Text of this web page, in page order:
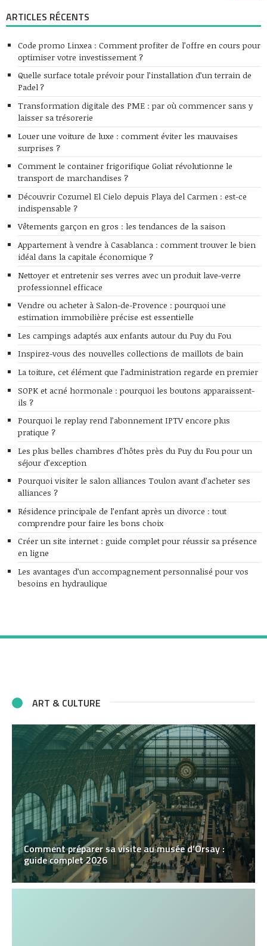
ARTICLES RÉCENTS
Code promo Linxea : Comment profiter de l’offre en cours pour
optimiser votre investissement ?
Quelle surface totale prévoir pour l’installation d’un terrain de
Padel ?
Transformation digitale des PME : par où commencer sans y
laisser sa trésorerie
Louer une voiture de luxe : comment éviter les mauvaises
surprises ?
Comment le container frigorifique Goliat révolutionne le
transport de marchandises ?
Découvrir Cozumel El Cielo depuis Playa del Carmen : est-ce
indispensable ?
Vêtements garçon en gros : les tendances de la saison
Appartement à vendre à Casablanca : comment trouver le bien
idéal dans la capitale économique ?
Nettoyer et entretenir ses verres avec un produit lave-verre
professionnel efficace
Vendre ou acheter à Salon-de-Provence : pourquoi une
estimation immobilière précise est essentielle
Les campings adaptés aux enfants autour du Puy du Fou
Inspirez-vous des nouvelles collections de maillots de bain
La toiture, cet élément que l’administration regarde en premier
SOPK et acné hormonale : pourquoi les boutons apparaissent-
ils ?
Pourquoi le replay rend l’abonnement IPTV encore plus
pratique ?
Les plus belles chambres d’hôtes près du Puy du Fou pour un
séjour d’exception
Pourquoi visiter le salon alliances Toulon avant d’acheter ses
alliances ?
Résidence principale de l’enfant après un divorce : tout
comprendre pour faire les bons choix
Créer un site internet : guide complet pour réussir sa présence
en ligne
Les avantages d’un accompagnement personnalisé pour vos
besoins en hydraulique
ART & CULTURE
Comment préparer sa visite au musée d’Orsay :
guide complet 2026